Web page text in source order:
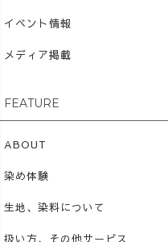
イベント情報
メディア掲載
FEATURE
ABOUT
染め体験
生地、染料について
扱い方、その他サービス